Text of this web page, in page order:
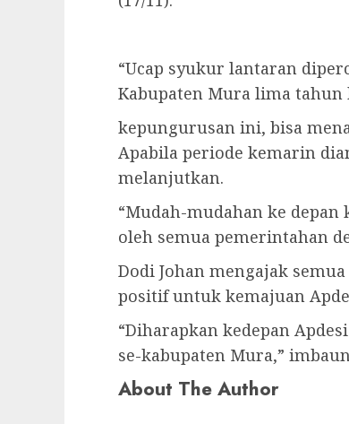
“Ucap syukur lantaran
Kabupaten Mura lima tahun
kepungurusan ini, bisa
Apabila periode kemarin
melanjutkan.
“Mudah-mudahan ke
oleh semua pemerintahan
Dodi Johan mengajak
positif untuk kemajuan
“Diharapkan kedepan
se-kabupaten Mura,”
About The Author